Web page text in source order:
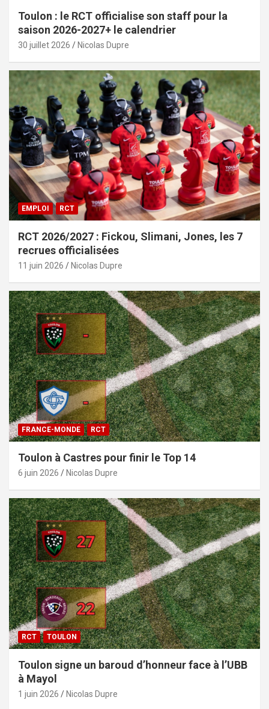
Toulon : le RCT officialise son staff pour la
saison 2026-2027+ le calendrier
30 juillet 2026 Nicolas Dupre
EMPLOI RCT
RCT 2026/2027 : Fickou, Slimani, Jones, les 7
recrues officialisées
11 juin 2026 Nicolas Dupre
FRANCE-MONDE RCT
Toulon à Castres pour finir le Top 14
6 juin 2026 Nicolas Dupre
RCT TOULON
Toulon signe un baroud d’honneur face à l’UBB
à Mayol
1 juin 2026 Nicolas Dupre